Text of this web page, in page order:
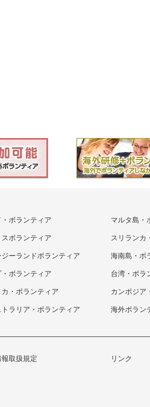
・ボランティア
スボランティア
ジーランドボランティア
・ボランティア
カ・ボランティア
トラリア・ボランティア
マルタ島・
スリランカ
海南島・ボ
台湾・ボラ
カンボジア
海外ボラン
取扱規定 リンク